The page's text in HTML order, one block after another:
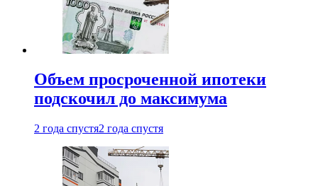
Объем просроченной ипотеки
подскочил до максимума
2 года спустя2 года спустя